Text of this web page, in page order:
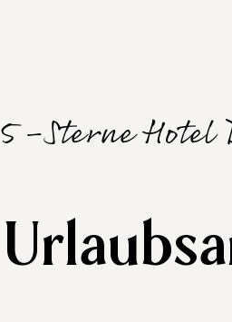
5-Sterne Hotel